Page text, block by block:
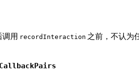
调用 recordInteraction 之前，不认为